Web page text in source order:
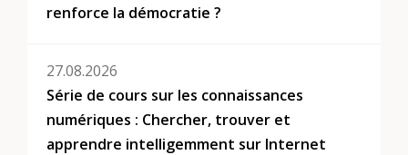
renforce la démocratie ?
27.08.2026
Série de cours sur les connaissances
numériques : Chercher, trouver et
apprendre intelligemment sur Internet